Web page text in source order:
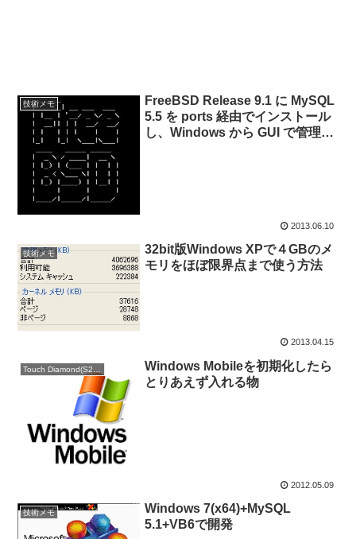
技術メモ
FreeBSD Release 9.1 に MySQL
5.5 を ports 経由でインストール
し、Windows から GUI で管理す
2013.06.10
技術メモ
32bit版Windows XPで４GBのメ
モリをほぼ限界点まで使う方法
2013.04.15
Touch Diamond(S21HT)
Windows Mobileを初期化したら
とりあえず入れる物
2012.05.09
技術メモ
Windows 7(x64)+MySQL
5.1+VB6で開発